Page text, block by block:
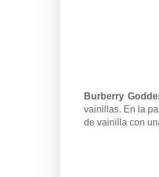
Burberry
vainillas. En la
de vainilla con